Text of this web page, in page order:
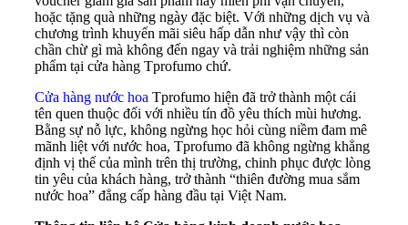
hoặc tặng quà những ngày đặc biệt. Với những dịch vụ và
chương trình khuyến mãi siêu hấp dẫn như vậy thì còn
chần chừ gì mà không đến ngay và trải nghiệm những sản
phẩm tại cửa hàng Tprofumo chứ.
Cửa hàng nước hoa Tprofumo hiện đã trở thành một cái
tên quen thuộc đối với nhiều tín đồ yêu thích mùi hương.
Bằng sự nỗ lực, không ngừng học hỏi cùng niềm đam mê
mãnh liệt với nước hoa, Tprofumo đã không ngừng khẳng
định vị thế của mình trên thị trường, chinh phục được lòng
tin yêu của khách hàng, trở thành “thiên đường mua sắm
nước hoa” đẳng cấp hàng đầu tại Việt Nam.